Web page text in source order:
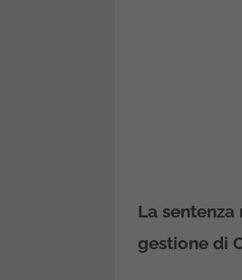
La
gestione di